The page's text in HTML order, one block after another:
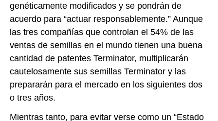
genéticamente modificados y se pondrán de
acuerdo para “actuar responsablemente.” Aunque
las tres compañías que controlan el 54% de las
ventas de semillas en el mundo tienen una buena
cantidad de patentes Terminator, multiplicarán
cautelosamente sus semillas Terminator y las
prepararán para el mercado en los siguientes dos
o tres años.
Mientras tanto, para evitar verse como un “Estado